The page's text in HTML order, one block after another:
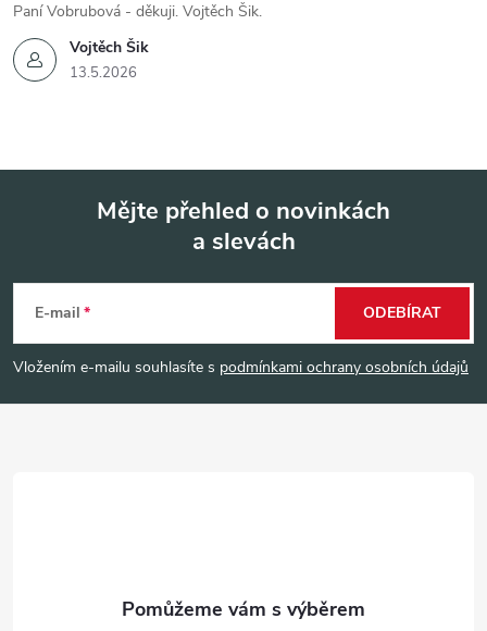
Vojtěch Šik
13.5.2026
Paní Vobrubová - děkuji. Vojtěch Šik.
p
Mějte přehled o novinkách
a slevách
E-mail
Vložením e-mailu souhlasíte s podmínkami ochrany osobních údajů
ODEBÍRAT